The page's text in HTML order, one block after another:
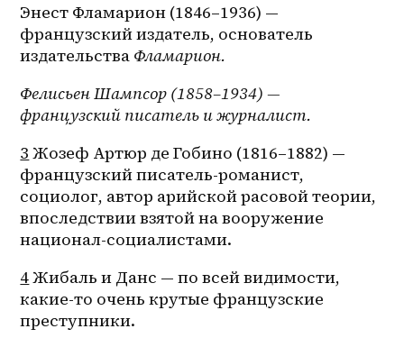
Энест Фламарион (1846–1936) —
французский издатель, основатель
издательства Фламарион.
Фелисьен Шампсор (1858–1934) —
французский писатель и журналист.
3 Жозеф Артюр де Гобино (1816–1882) —
французский писатель-романист,
социолог, автор арийской расовой теории,
впоследствии взятой на вооружение
национал-социалистами.
4 Жибаль и Данс — по всей видимости,
какие-то очень крутые французские
преступники.